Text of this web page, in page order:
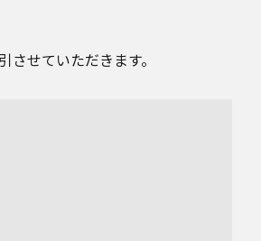
せていただきます。